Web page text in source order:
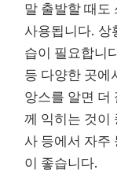
말 출발할 때도
사용됩니다. 상
습이 필요합니
등 다양한 곳에
앙스를 알면 더
께 익히는 것이
사 등에서 자주
이 좋습니다.